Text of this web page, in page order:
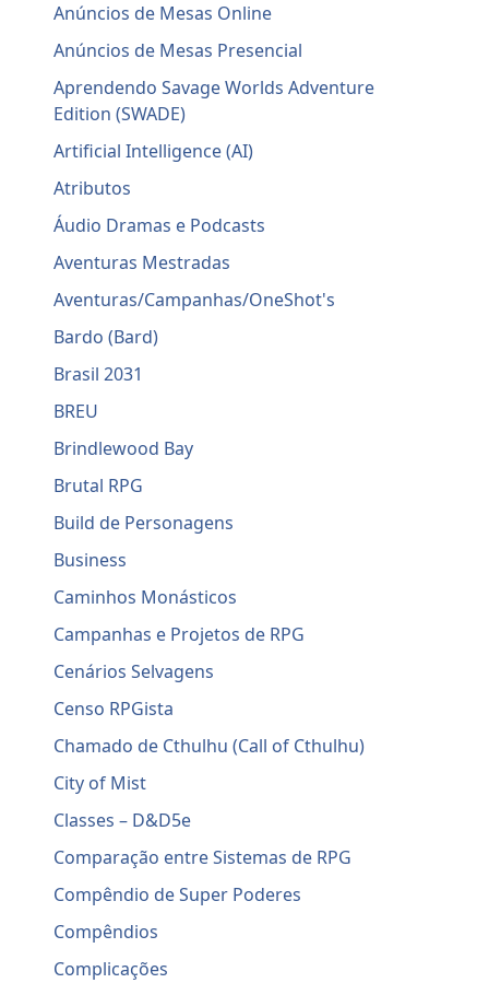
Anúncios de Mesas Online
Anúncios de Mesas Presencial
Aprendendo Savage Worlds Adventure
Edition (SWADE)
Artificial Intelligence (AI)
Atributos
Áudio Dramas e Podcasts
Aventuras Mestradas
Aventuras/Campanhas/OneShot's
Bardo (Bard)
Brasil 2031
BREU
Brindlewood Bay
Brutal RPG
Build de Personagens
Business
Caminhos Monásticos
Campanhas e Projetos de RPG
Cenários Selvagens
Censo RPGista
Chamado de Cthulhu (Call of Cthulhu)
City of Mist
Classes – D&D5e
Comparação entre Sistemas de RPG
Compêndio de Super Poderes
Compêndios
Complicações